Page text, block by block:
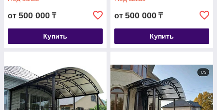
от 500 000 ₸
Купить
от 500 000 ₸
Купить